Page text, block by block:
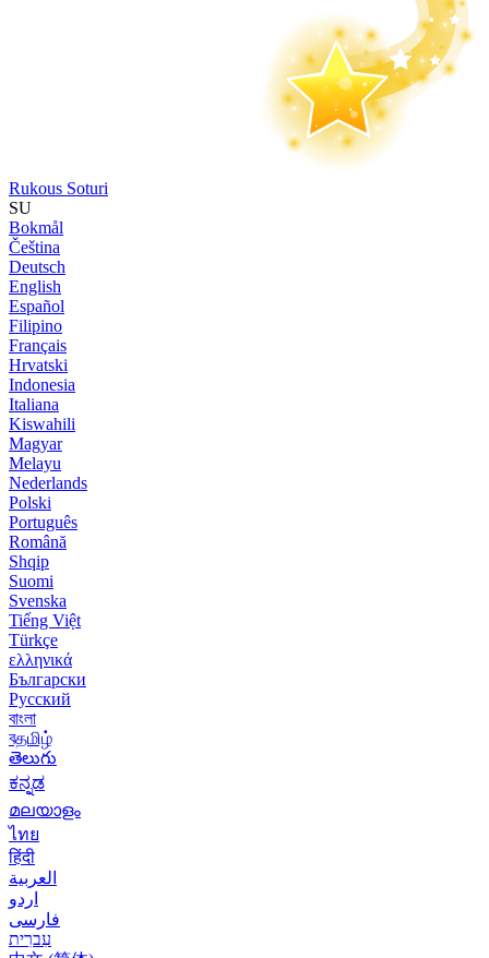
Rukous Soturi
SU
Bokmål
Čeština
Deutsch
English
Español
Filipino
Français
Hrvatski
Indonesia
Italiana
Kiswahili
Magyar
Melayu
Nederlands
Polski
Português
Română
Shqip
Suomi
Svenska
Tiếng Việt
Türkçe
ελληνικά
Български
Русский
বাংলা
বதமிழ்
తెలుగు
ಕನ್ನಡ
മലയാളം
ไทย
हिंदी
العربية
اردو
فارسی
עִברִית